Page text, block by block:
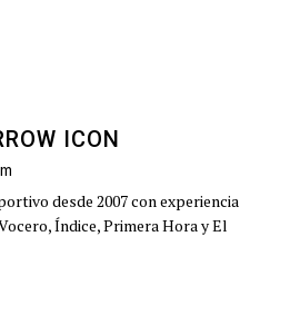
desde 2007 con experiencia
Índice, Primera Hora y El